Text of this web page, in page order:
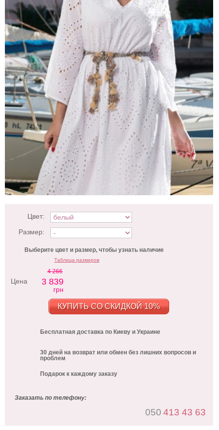
Цвет:
Размер:
Выберите цвет и размер, чтобы узнать наличие
Таблица размеров
Цена
4 266
3 839
грн
КУПИТЬ СО СКИДКОЙ 10%
Бесплатная доставка по Киеву и Украине
30 дней на возврат или обмен без лишних вопросов и
проблем
Подарок к каждому заказу
Заказать по телефону:
050 413 43 63